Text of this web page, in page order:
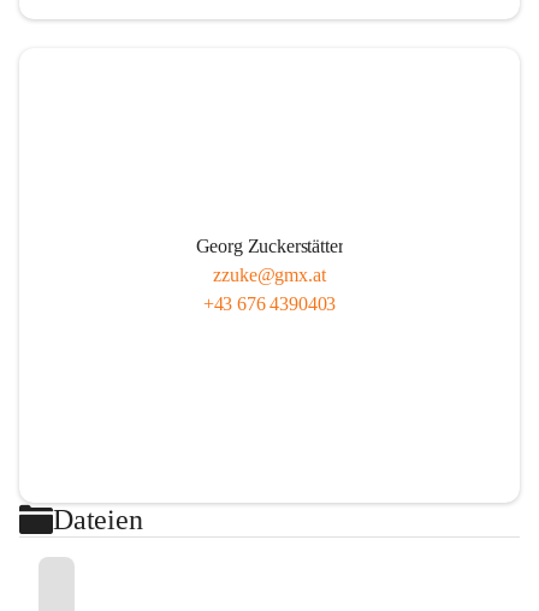
Georg Zuckerstätter
zzuke@gmx.at
+43 676 4390403
Dateien